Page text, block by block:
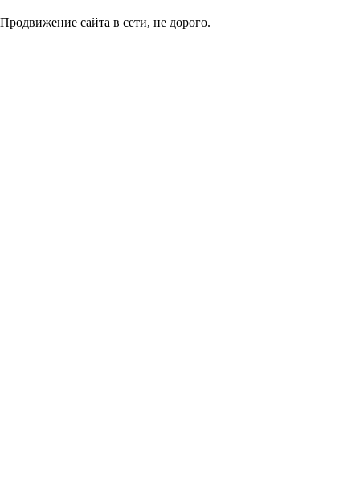
Продвижение сайта в сети, не дорого.